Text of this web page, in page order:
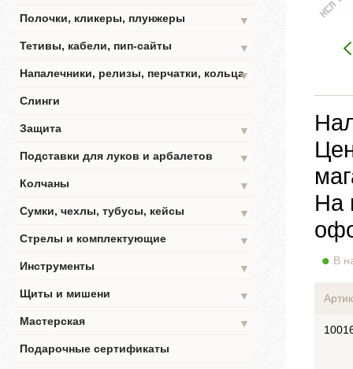
Полочки, кликеры, плунжеры
▼
Тетивы, кабели, пип-сайты
▼
Напалечники, релизы, перчатки, кольца▼
Слинги
Защита
▼
Подставки для луков и арбалетов
▼
Колчаны
▼
Сумки, чехлы, тубусы, кейсы
▼
Стрелы и комплектующие
▼
Инструменты
▼
Щиты и мишени
▼
Мастерская
▼
Подарочные сертификаты
На
В